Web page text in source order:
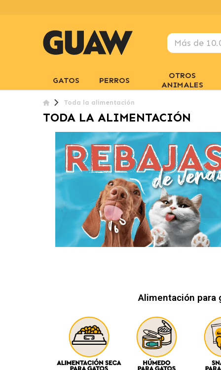
GATOS PERROS
OTROS
ANIMALES
Toda la alimentación
TODA LA ALIMENTACIÓN
Alimentación para